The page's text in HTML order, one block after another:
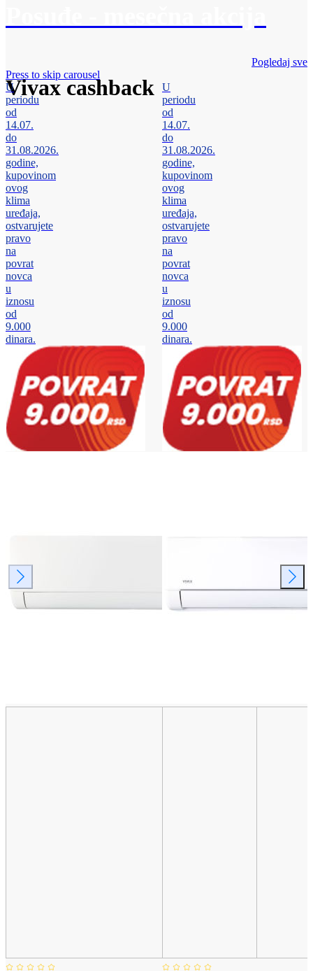
Vivax cashback
Pogledaj sve
Press to skip carousel
U
periodu
od
14.07.
do
31.08.2026.
godine,
kupovinom
ovog
klima
uređaja,
ostvarujete
pravo
na
povrat
novca
u
iznosu
od
9.000
dinara.
U
periodu
od
14.07.
do
31.08.2026.
godine,
kupovinom
ovog
klima
uređaja,
ostvarujete
pravo
na
povrat
novca
u
iznosu
od
9.000
dinara.